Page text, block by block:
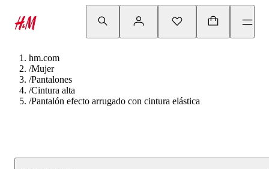
hm.com
/Mujer
/Pantalones
/Cintura alta
/Pantalón efecto arrugado con cintura elástica